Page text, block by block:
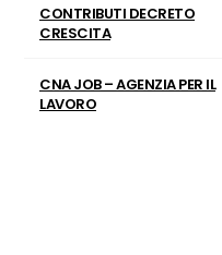
CONTRIBUTI DECRETO
CRESCITA
CNA JOB – AGENZIA PER IL
LAVORO